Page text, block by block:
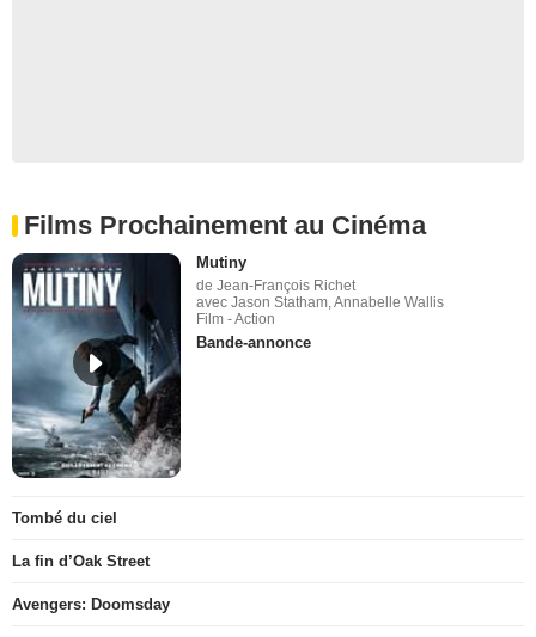
Films Prochainement au Cinéma
Mutiny
de Jean-François Richet
avec Jason Statham, Annabelle Wallis
Film - Action
Bande-annonce
Tombé du ciel
La fin d’Oak Street
Avengers: Doomsday